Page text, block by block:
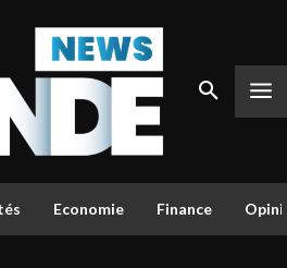
Economie Finance